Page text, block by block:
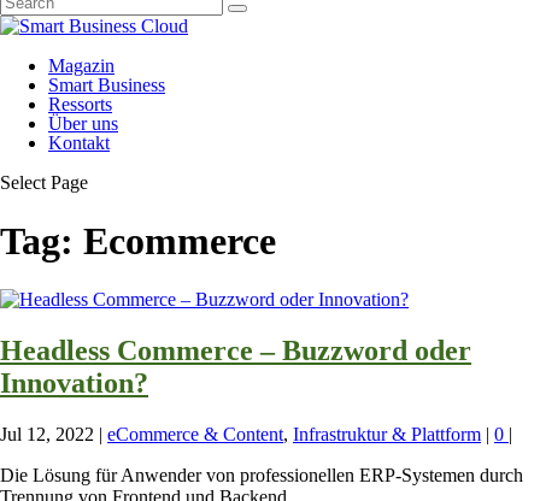
Magazin
Smart Business
Ressorts
Über uns
Kontakt
Select Page
Tag: Ecommerce
Headless Commerce – Buzzword oder
Innovation?
Jul 12, 2022 | eCommerce & Content, Infrastruktur & Plattform | 0 |
Die Lösung für Anwender von professionellen ERP-Systemen durch